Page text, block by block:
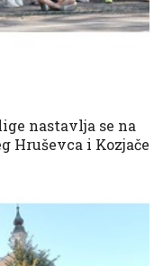
nastavlja se na
Hruševca i Kozjače